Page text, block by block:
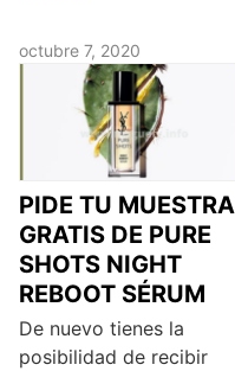
octubre 7, 2020
PIDE TU MUESTRA
GRATIS DE PURE
SHOTS NIGHT
REBOOT SÉRUM
De nuevo tienes la
posibilidad de recibir